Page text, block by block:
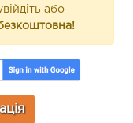
або